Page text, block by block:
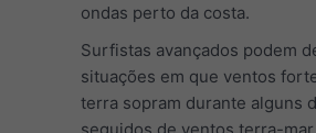
ondas perto da costa.
Surfistas avançados podem
situações em que ventos
terra sopram durante alguns